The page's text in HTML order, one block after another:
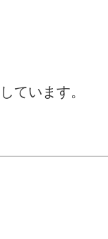
ています。